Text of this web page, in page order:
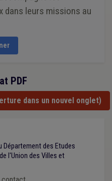
dans leurs missions au
PDF
dans un nouvel onglet)
Département des Etudes
l'Union des Villes et